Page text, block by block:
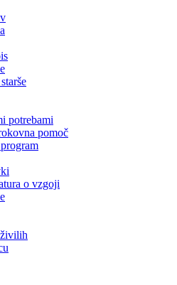
potrebami
pomoč
o vzgoji